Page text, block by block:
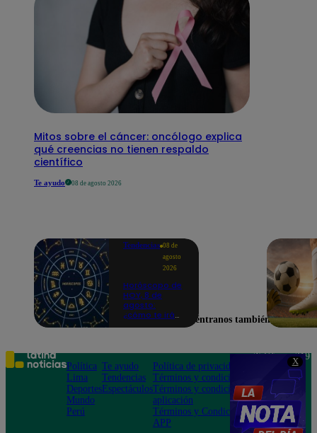
X
Mitos sobre el cáncer: oncólogo explica
qué creencias no tienen respaldo
científico
Te ayudo 08 de agosto 2026
Tendencias 08 de
agosto
2026
Horóscopo de
HOY, 8 de
agosto:
¿cómo te iráEncuéntranos también en
Política
Lima
Deportes
Mundo
Perú
Te ayudo
Tendencias
Espectáculos
Política de privacidad
Términos y condiciones
Términos y condiciones
aplicación
Términos y Condiciones
APP
Teléfono: 219
Av. San
Felipe 968
Jesús María